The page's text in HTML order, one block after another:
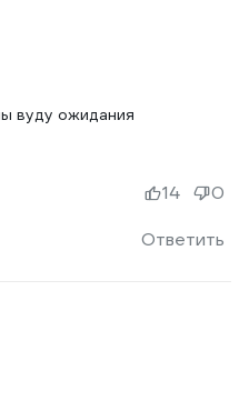
вуду ожидания
Ответить
14 0